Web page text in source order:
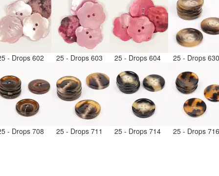
- Drops 602 25 - Drops 603 25 - Drops 604 25 - Drops
- Drops 708 25 - Drops 711 25 - Drops 714 25 - Drops